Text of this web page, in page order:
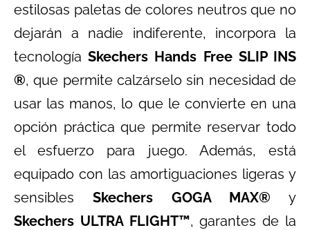
estilosas paletas de colores neutros que no
dejarán a nadie indiferente, incorpora la
tecnologíaSkechers Hands Free SLIP INS
®, que permite calzárselo sin necesidad de
usar las manos, lo que le convierte en una
opción práctica que permite reservar todo
el esfuerzo para juego. Además, está
equipado con las amortiguaciones ligeras y
sensibles Skechers GOGA MAX® y
Skechers ULTRA FLIGHT™, garantes de la